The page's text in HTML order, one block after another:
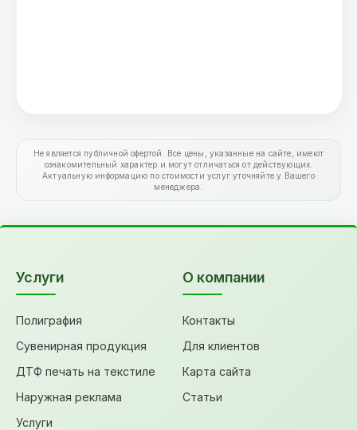
Не является публичной офертой. Все цены, указанные на сайте, имеют
ознакомительный характер и могут отличаться от действующих.
Актуальную информацию по стоимости услуг уточняйте у Вашего
менеджера.
Услуги
Полиграфия
Сувенирная продукция
ДТФ печать на текстиле
Наружная реклама
Услуги
О компании
Контакты
Для клиентов
Карта сайта
Статьи